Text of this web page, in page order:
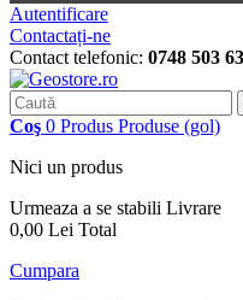
Autentificare
Contactați-ne
Contact telefonic: 0748 503
Coş 0 Produs Produse (gol)
Nici un produs
Urmeaza a se stabili Livrare
0,00 Lei Total
Cumpara